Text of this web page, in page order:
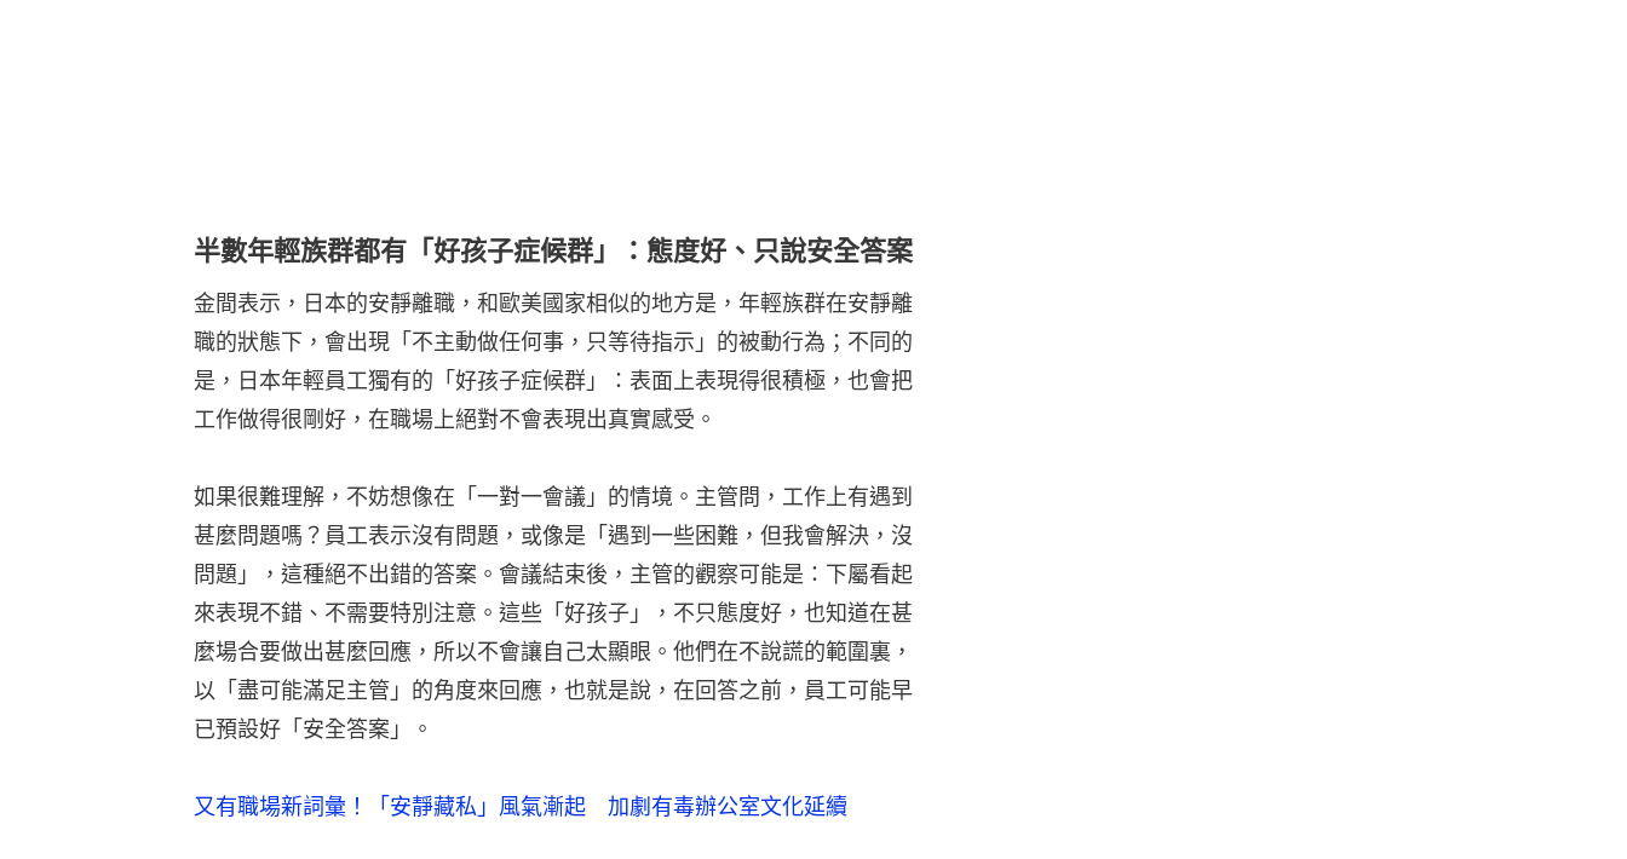
半數年輕族群都有「好孩子症候群」：態度好、只說安全答案
金間表示，日本的安靜離職，和歐美國家相似的地方是，年輕族群在安靜離
職的狀態下，會出現「不主動做任何事，只等待指示」的被動行為；不同的
是，日本年輕員工獨有的「好孩子症候群」：表面上表現得很積極，也會把
工作做得很剛好，在職場上絕對不會表現出真實感受。
如果很難理解，不妨想像在「一對一會議」的情境。主管問，工作上有遇到
甚麼問題嗎？員工表示沒有問題，或像是「遇到一些困難，但我會解決，沒
問題」，這種絕不出錯的答案。會議結束後，主管的觀察可能是：下屬看起
來表現不錯、不需要特別注意。這些「好孩子」，不只態度好，也知道在甚
麼場合要做出甚麼回應，所以不會讓自己太顯眼。他們在不說謊的範圍裏，
以「盡可能滿足主管」的角度來回應，也就是說，在回答之前，員工可能早
已預設好「安全答案」。
又有職場新詞彙！「安靜藏私」風氣漸起 加劇有毒辦公室文化延續